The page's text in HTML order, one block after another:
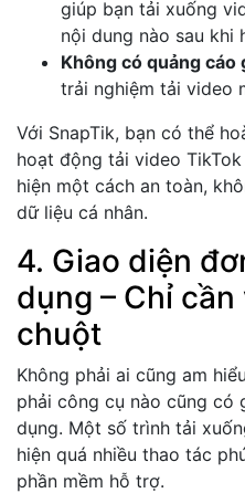
giúp bạn tải xuống
nội dung nào sau khi
Không có quảng cáo
trải nghiệm tải video
Với SnapTik, bạn có thể
hoạt động tải video
hiện một cách an toàn,
dữ liệu cá nhân.
4. Giao diện
dụng – Chỉ
chuột
Không phải ai cũng am
phải công cụ nào cũng có
dụng. Một số trình tải
hiện quá nhiều thao tác
phần mềm hỗ trợ.